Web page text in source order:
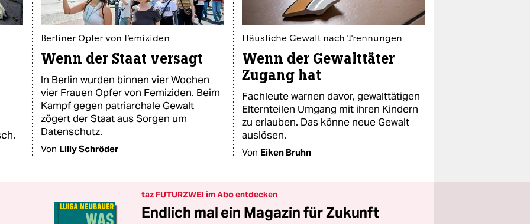
Berliner Opfer von Femiziden
Wenn der Staat versagt
In Berlin wurden binnen vier Wochen
vier Frauen Opfer von Femiziden. Beim
Kampf gegen patriarchale Gewalt
zögert der Staat aus Sorgen um
Datenschutz.
Von Lilly Schröder
Häusliche Gewalt nach Trennungen
Wenn der Gewalttäter
Zugang hat
Fachleute warnen davor, gewalttätigen
Elternteilen Umgang mit ihren Kindern
zu erlauben. Das könne neue Gewalt
auslösen.
Von Eiken Bruhn
taz FUTURZWEI im Abo entdecken
Endlich mal ein Magazin für Zukunft